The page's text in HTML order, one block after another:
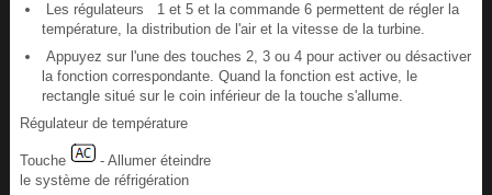
Les régulateurs 1 et 5 et la commande 6 permettent de régler la
température, la distribution de l'air et la vitesse de la turbine.
Appuyez sur l'une des touches 2, 3 ou 4 pour activer ou désactiver
la fonction correspondante. Quand la fonction est active, le
rectangle situé sur le coin inférieur de la touche s'allume.
Régulateur de température
Touche
- Allumer éteindre
le système de réfrigération